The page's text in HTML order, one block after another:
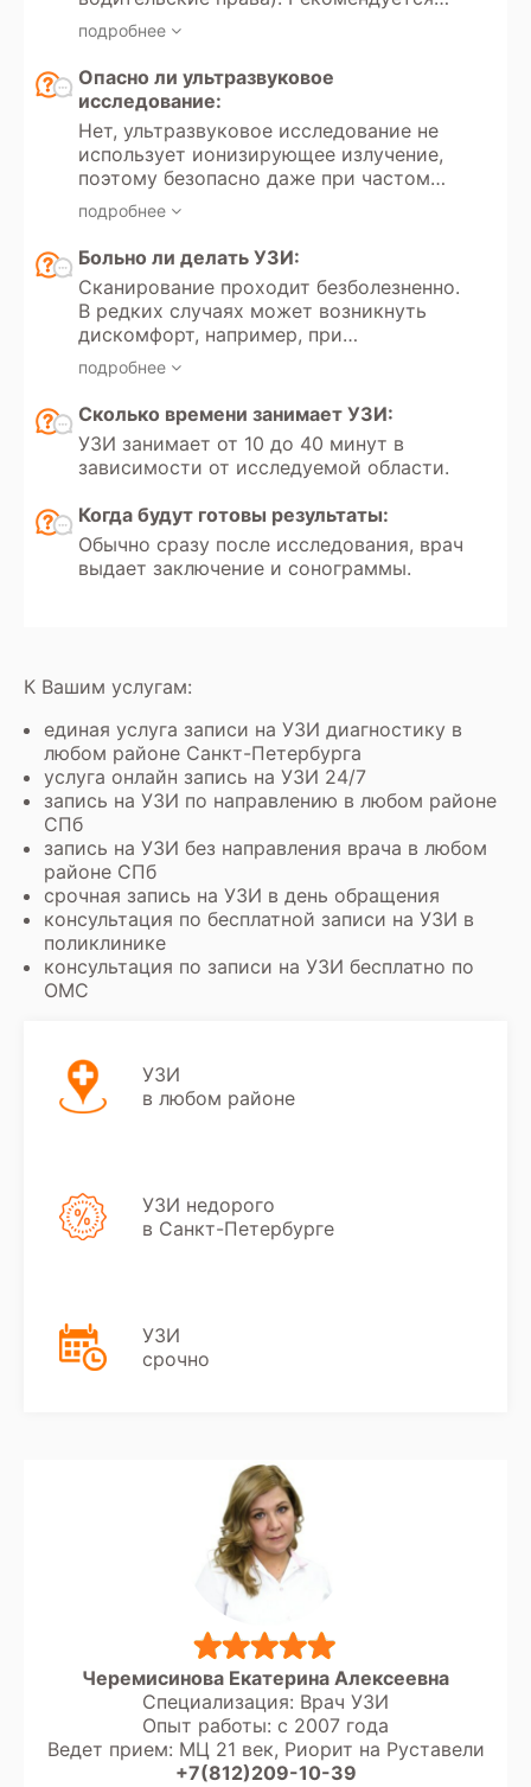
иметь направление от врача с указанием
цели обследования и минимальных
требований к протоколу. Для оценки
динамики состояния следует принести
результаты предыдущих обследований.
подробнее
Опасно ли ультразвуковое
исследование:
Нет, ультразвуковое исследование не
использует ионизирующее излучение,
поэтому безопасно даже при частом
многократном проведении.
подробнее
Больно ли делать УЗИ:
Сканирование проходит безболезненно.
В редких случаях может возникнуть
дискомфорт, например, при
надавливании датчиком на живот или
область с кожным воспалением.
подробнее
Сколько времени занимает УЗИ:
УЗИ занимает от 10 до 40 минут в
зависимости от исследуемой области.
Когда будут готовы результаты:
Обычно сразу после исследования, врач
выдает заключение и сонограммы.
К Вашим услугам:
единая услуга записи на УЗИ диагностику в
любом районе Санкт-Петербурга
услуга онлайн запись на УЗИ 24/7
запись на УЗИ по направлению в любом районе
СПб
запись на УЗИ без направления врача в любом
районе СПб
срочная запись на УЗИ в день обращения
консультация по бесплатной записи на УЗИ в
поликлинике
консультация по записи на УЗИ бесплатно по
ОМС
УЗИ
в любом районе
УЗИ недорого
в Санкт-Петербурге
УЗИ
срочно
Черемисинова Екатерина Алексеевна
Специализация: Врач УЗИ
Опыт работы: с 2007 года
Ведет прием: МЦ 21 век, Риорит на Руставели
+7(812)209-10-39